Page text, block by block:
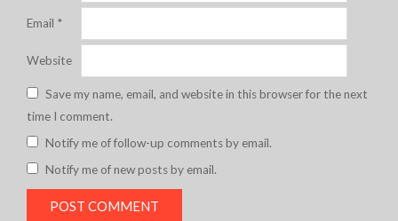
Email *
Website
Save my name, email, and website in this browser for the next
time I comment.
Notify me of follow-up comments by email.
Notify me of new posts by email.